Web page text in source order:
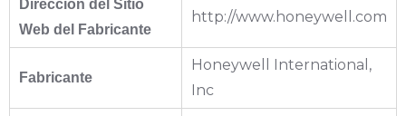
Dirección del Sitio
Web del Fabricante
http://www.honeywell.com
Fabricante
Honeywell International,
Inc